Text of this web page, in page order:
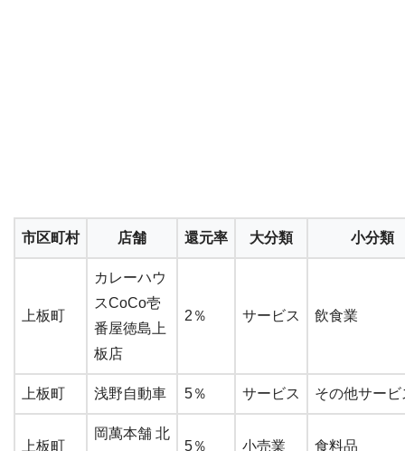
市区町村 店舗 還元率 大分類 小分類
上板町
カレーハウ
スCoCo壱
番屋徳島上
板店
2％ サービス 飲食業
上板町 浅野自動車 5％ サービス その他サービ
上板町
岡萬本舗 北
5％ 小売業 食料品